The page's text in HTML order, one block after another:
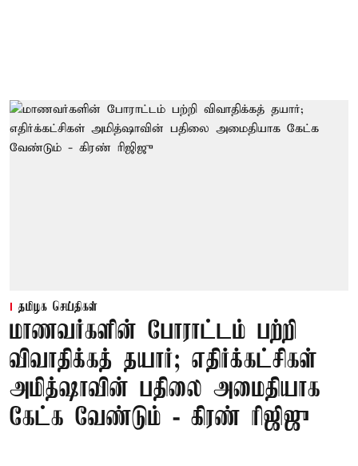
தமிழக செய்திகள்
மாணவர்களின் போராட்டம் பற்றி
விவாதிக்கத் தயார்; எதிர்க்கட்சிகள்
அமித்ஷாவின் பதிலை அமைதியாக
கேட்க வேண்டும் - கிரண் ரிஜிஜு